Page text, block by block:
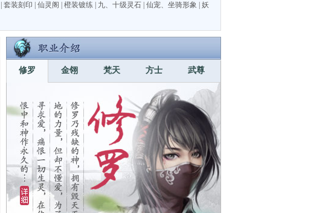
套装刻印 仙灵阁 橙装镀练 九、十级灵石 仙宠、坐骑形象
妖
修罗 金翎 梵天 方士 武尊